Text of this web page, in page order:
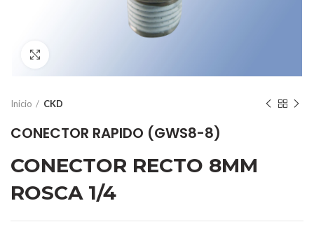
Inicio CKD
CONECTOR RAPIDO (GWS8-8)
CONECTOR RECTO 8MM
ROSCA 1/4